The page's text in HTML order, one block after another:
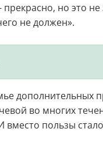
но это
не должен».
во многих
пользы